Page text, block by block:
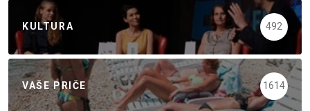
KULTURA 492
VAŠE PRIČE 1614